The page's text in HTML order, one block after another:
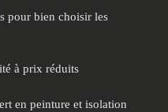
pour bien choisir les
à prix réduits
en peinture et isolation